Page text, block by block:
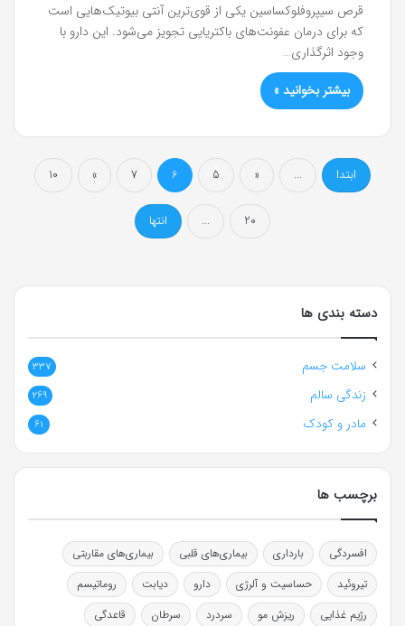
قرص سیپروفلوکساسین یکی از قوی‌ترین آنتی بیوتیک‌هایی است
که برای درمان عفونت‌های باکتریایی تجویز می‌شود. این دارو با
وجود اثرگذاری…
بیشتر بخوانید »
ابتدا ...
«
5
6
7
»
10
20
... انتها
دسته بندی ها
سلامت جسم 337
زندگی سالم 269
مادر و کودک 61
برچسب ها
افسردگی بارداری بیماری‌های قلبی
بیماری‌های مقاربتی
تیروئید
حساسیت و آلرژی دارو دیابت
روماتیسم
رژیم غذایی
ریزش مو سردرد سرطان
قاعدگی